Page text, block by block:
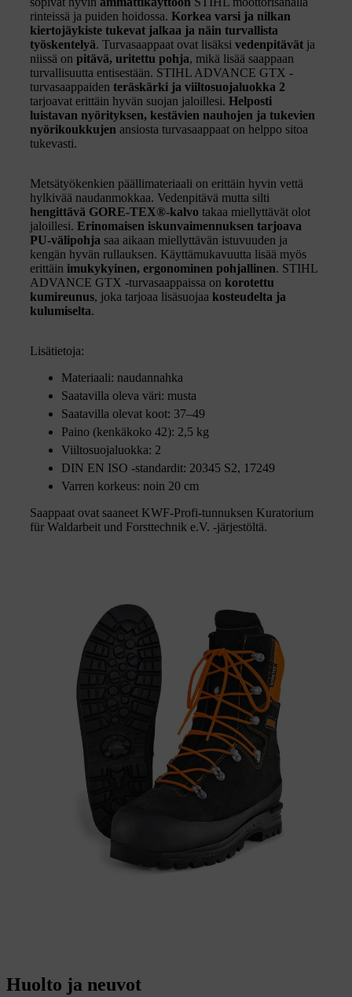
rinteissä ja puiden hoidossa. Korkea varsi ja nilkan
kiertojäykiste tukevat jalkaa ja näin turvallista
työskentelyä. Turvasaappaat ovat lisäksi vedenpitävät ja
niissä on pitävä, uritettu pohja, mikä lisää saappaan
turvallisuutta entisestään. STIHL ADVANCE GTX -
turvasaappaiden teräskärki ja viiltosuojaluokka 2
tarjoavat erittäin hyvän suojan jaloillesi. Helposti
luistavan nyörityksen, kestävien nauhojen ja tukevien
nyörikoukkujen ansiosta turvasaappaat on helppo sitoa
tukevasti.
Metsätyökenkien päällimateriaali on erittäin hyvin vettä
hylkivää naudanmokkaa. Vedenpitävä mutta silti
hengittävä GORE-TEX®-kalvo takaa miellyttävät olot
jaloillesi. Erinomaisen iskunvaimennuksen tarjoava
PU-välipohja saa aikaan miellyttävän istuvuuden ja
kengän hyvän rullauksen. Käyttämukavuutta lisää myös
erittäin imukykyinen, ergonominen pohjallinen. STIHL
ADVANCE GTX -turvasaappaissa on korotettu
kumireunus, joka tarjoaa lisäsuojaa kosteudelta ja
kulumiselta.
Lisätietoja:
Materiaali: naudannahka
Saatavilla oleva väri: musta
Saatavilla olevat koot: 37–49
Paino (kenkäkoko 42): 2,5 kg
Viiltosuojaluokka: 2
DIN EN ISO -standardit: 20345 S2, 17249
Varren korkeus: noin 20 cm
Saappaat ovat saaneet KWF-Profi-tunnuksen Kuratorium
für Waldarbeit und Forsttechnik e.V. -järjestöltä.
Huolto ja neuvot